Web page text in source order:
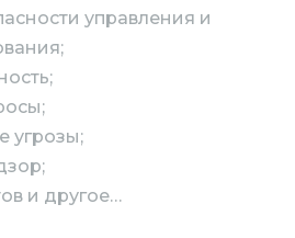
управления и
угрозы;
и другое…